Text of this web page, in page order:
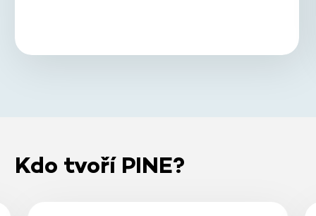
Kdo tvoří PINE?